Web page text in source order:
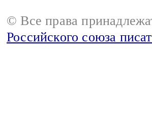
© Все права
Российского союза